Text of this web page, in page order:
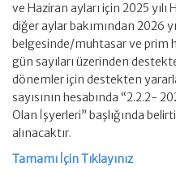
ve Haziran ayları için 2025 yılı
diğer aylar bakımından 2026
belgesinde/muhtasar ve prim
gün sayıları üzerinden
dönemler için destekten
sayısının hesabında “2.2.2-
Olan İşyerleri” başlığında
alınacaktır.
Tamamı İçin Tıklayınız